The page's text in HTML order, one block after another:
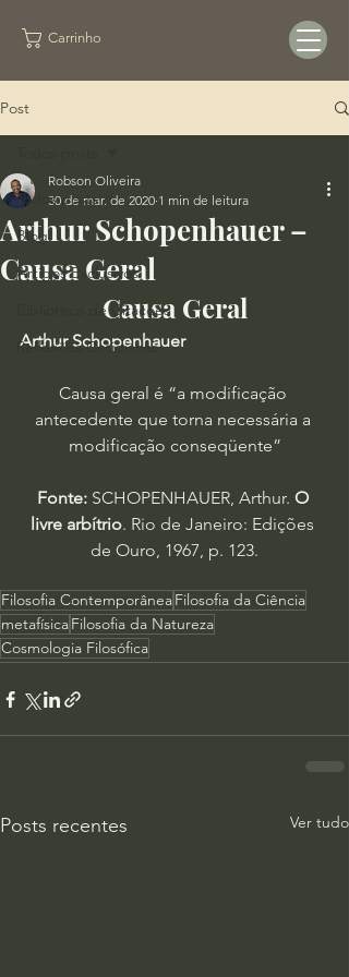
Carrinho
Post
Todos posts
Blog
Artigos Exclusivos
Biblioteca de Citações
Reflexões Cotidianas
Arthur Schopenhauer –
Causa Geral
Robson Oliveira
30 de mar. de 2020 1 min de leitura
Causa Geral
Arthur Schopenhauer
Causa geral é “a modificação
antecedente que torna necessária a
modificação conseqüente”
Fonte: SCHOPENHAUER, Arthur. O
livre arbítrio. Rio de Janeiro: Edições
de Ouro, 1967, p. 123.
Filosofia ContemporâneaFilosofia da Ciência
metafísicaFilosofia da Natureza
Cosmologia Filosófica
Posts recentes Ver tudo